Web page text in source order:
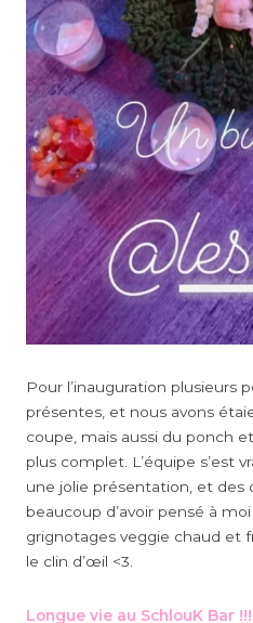
Pour l’inauguration plusieurs
présentes, et nous avons
coupe, mais aussi du ponch
plus complet. L’équipe s’est
une jolie présentation, et des
beaucoup d’avoir pensé à
grignotages veggie chaud et
le clin d’œil <3.
Longue vie au SchlouK Bar